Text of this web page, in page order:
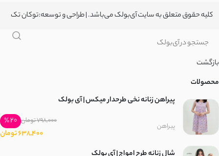
ضدآب دارای آستر
ضد آب
کلیه حقوق متعلق به سایت آی‌بولک می‌باشد. | طراحی و توسعه:توکان تک
بازگشت
محصولات
پیراهن زنانه نخی طرحدار میکس | آی بولک
پیراهن
798,000 تومان
20 ٪
638,400 تومان